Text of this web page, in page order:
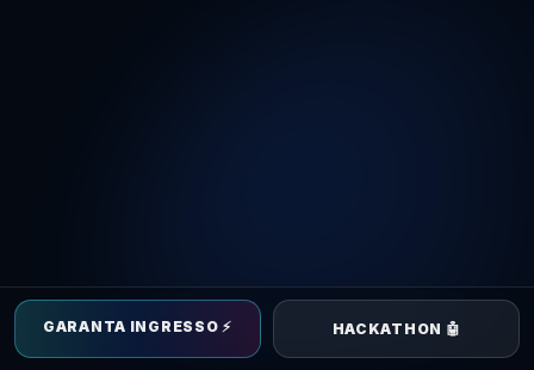
GARANTA INGRESSO ⚡ HACKATHON 🤖